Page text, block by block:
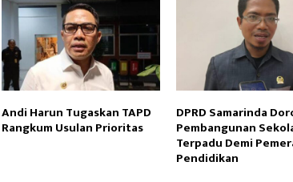
Andi Harun Tugaskan TAPD
Rangkum Usulan Prioritas
DPRD Samarinda
Pembangunan
Terpadu Demi
Pendidikan